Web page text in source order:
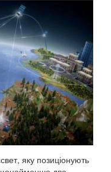
яку позиціонують